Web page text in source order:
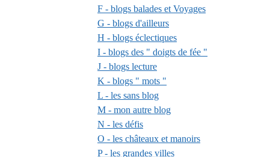
F - blogs balades et Voyages
G - blogs d'ailleurs
H - blogs éclectiques
I - blogs des " doigts de fée "
J - blogs lecture
K - blogs " mots "
L - les sans blog
M - mon autre blog
N - les défis
O - les châteaux et manoirs
P - les grandes villes